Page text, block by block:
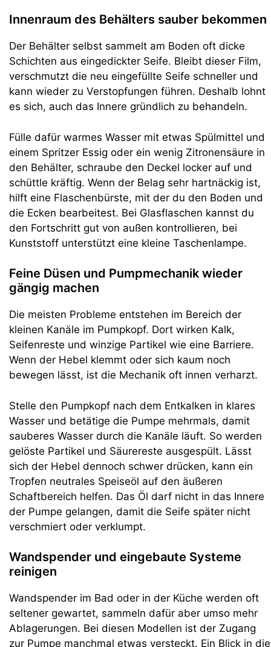
Innenraum des Behälters sauber bekommen
Der Behälter selbst sammelt am Boden oft dicke
Schichten aus eingedickter Seife. Bleibt dieser Film,
verschmutzt die neu eingefüllte Seife schneller und
kann wieder zu Verstopfungen führen. Deshalb lohnt
es sich, auch das Innere gründlich zu behandeln.
Fülle dafür warmes Wasser mit etwas Spülmittel und
einem Spritzer Essig oder ein wenig Zitronensäure in
den Behälter, schraube den Deckel locker auf und
schüttle kräftig. Wenn der Belag sehr hartnäckig ist,
hilft eine Flaschenbürste, mit der du den Boden und
die Ecken bearbeitest. Bei Glasflaschen kannst du
den Fortschritt gut von außen kontrollieren, bei
Kunststoff unterstützt eine kleine Taschenlampe.
Feine Düsen und Pumpmechanik wieder
gängig machen
Die meisten Probleme entstehen im Bereich der
kleinen Kanäle im Pumpkopf. Dort wirken Kalk,
Seifenreste und winzige Partikel wie eine Barriere.
Wenn der Hebel klemmt oder sich kaum noch
bewegen lässt, ist die Mechanik oft innen verharzt.
Stelle den Pumpkopf nach dem Entkalken in klares
Wasser und betätige die Pumpe mehrmals, damit
sauberes Wasser durch die Kanäle läuft. So werden
gelöste Partikel und Säurereste ausgespült. Lässt
sich der Hebel dennoch schwer drücken, kann ein
Tropfen neutrales Speiseöl auf den äußeren
Schaftbereich helfen. Das Öl darf nicht in das Innere
der Pumpe gelangen, damit die Seife später nicht
verschmiert oder verklumpt.
Wandspender und eingebaute Systeme
reinigen
Wandspender im Bad oder in der Küche werden oft
seltener gewartet, sammeln dafür aber umso mehr
Ablagerungen. Bei diesen Modellen ist der Zugang
zur Pumpe manchmal etwas versteckt. Ein Blick in die